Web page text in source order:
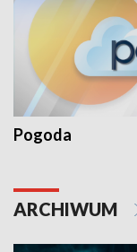
Pogoda
ARCHIWUM